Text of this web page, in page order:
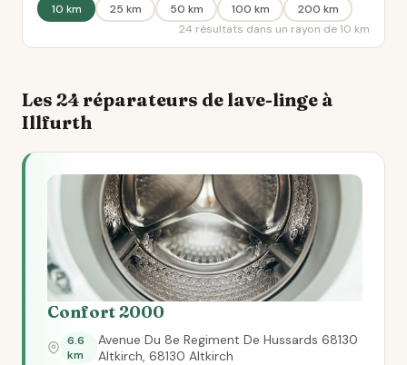
10 km 25 km 50 km 100 km
200 km
24 résultats dans un rayon de 10 km
Les 24 réparateurs de lave-linge à
Illfurth
Confort 2000
6.6
km
Avenue Du 8e Regiment De Hussards 68130
Altkirch, 68130 Altkirch